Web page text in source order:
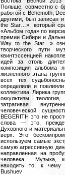
Польше, совместно с
работой с Behemoth,
другими, был записан
the Star…», который
«Альбом года» по
премии Сибири и
Way to the Star…»
творческого пути
квинтэссенцией
идей за столь
композиция альбома
жизненного этапа
всех тех
определили и
коллектива. Лирика
оккультизм,
затрагивая
человеческой
BEGERITH это не
слова — это, прежде
Духовного и
верх. Это
используем самые
самую агрессивную
направленная на
человека… Музыка,
находить то, к чему
Bushuev